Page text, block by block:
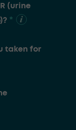
(urine
*
taken for